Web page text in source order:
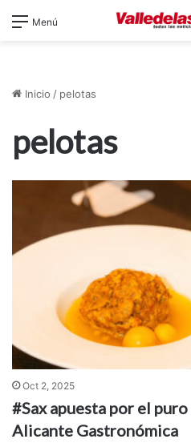
Menú
Inicio / pelotas
pelotas
Oct 2, 2025
#Sax apuesta por el
Alicante Gastronómica